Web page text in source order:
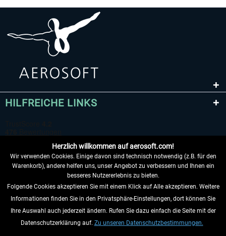
HILFREICHE LINKS
VERTRAG WIDERRUFEN
INFORMATIONEN
Herzlich willkommen auf aerosoft.com!
Wir verwenden Cookies. Einige davon sind technisch notwendig (z.B. für den
Warenkorb), andere helfen uns, unser Angebot zu verbessern und Ihnen ein
besseres Nutzererlebnis zu bieten.
Folgende Cookies akzeptieren Sie mit einem Klick auf Alle akzeptieren. Weitere
Informationen finden Sie in den Privatsphäre-Einstellungen, dort können Sie
Ihre Auswahl auch jederzeit ändern. Rufen Sie dazu einfach die Seite mit der
Datenschutzerklärung auf. Zu unseren Datenschutzbestimmungen.